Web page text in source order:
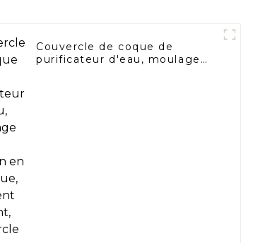
Couvercle de coque de
purificateur d'eau, moulage